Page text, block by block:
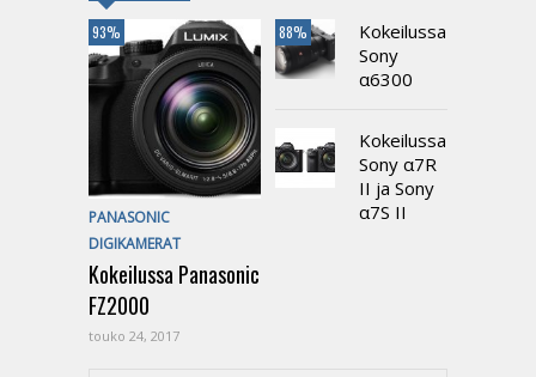
93%
PANASONIC
DIGIKAMERAT
Kokeilussa Panasonic
FZ2000
touko 24, 2017
88%
Kokeilussa
Sony
α6300
Kokeilussa
Sony α7R
II ja Sony
α7S II